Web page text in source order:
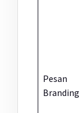
Pesan
Branding